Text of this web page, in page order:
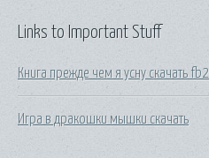
Links to Important Stuff
Книга прежде чем я усну скачать fb2
Игра в дракошки мышки скачать